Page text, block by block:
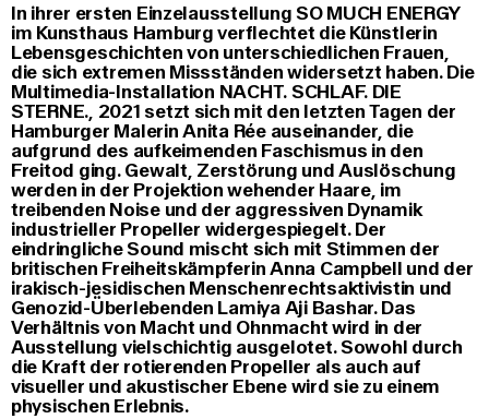
In ihrer ersten Einzelausstellung SO MUCH ENERGY
im Kunsthaus Hamburg verflechtet die Künstlerin
Lebensgeschichten von unterschiedlichen Frauen,
die sich extremen Missständen widersetzt haben. Die
Multimedia-Installation NACHT. SCHLAF. DIE
STERNE., 2021 setzt sich mit den letzten Tagen der
Hamburger Malerin Anita Rée auseinander, die
aufgrund des aufkeimenden Faschismus in den
Freitod ging. Gewalt, Zerstörung und Auslöschung
werden in der Projektion wehender Haare, im
treibenden Noise und der aggressiven Dynamik
industrieller Propeller widergespiegelt. Der
eindringliche Sound mischt sich mit Stimmen der
britischen Freiheitskämpferin Anna Campbell und der
irakisch-jesidischen Menschenrechtsaktivistin und
Genozid-Überlebenden Lamiya Aji Bashar. Das
Verhältnis von Macht und Ohnmacht wird in der
Ausstellung vielschichtig ausgelotet. Sowohl durch
die Kraft der rotierenden Propeller als auch auf
visueller und akustischer Ebene wird sie zu einem
physischen Erlebnis.